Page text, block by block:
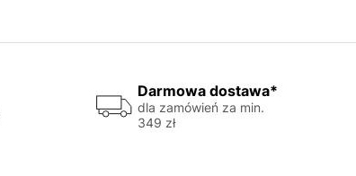
Darmowa dostawa*
dla zamówień za min.
349 zł